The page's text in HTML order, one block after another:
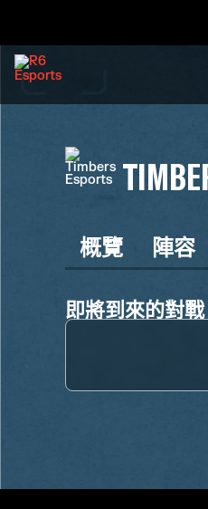
概覽 陣容
即將到來的對戰